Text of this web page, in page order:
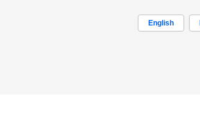
English